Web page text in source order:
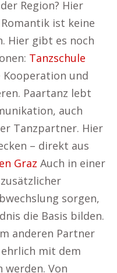
Region? Hier
Romantik ist keine
Hier gibt es noch
Tanzschule
und
Paartanz lebt
auch
Tanzpartner. Hier
– direkt aus
Graz Auch in einer
sorgen,
die Basis bilden.
anderen Partner
mit dem
Von